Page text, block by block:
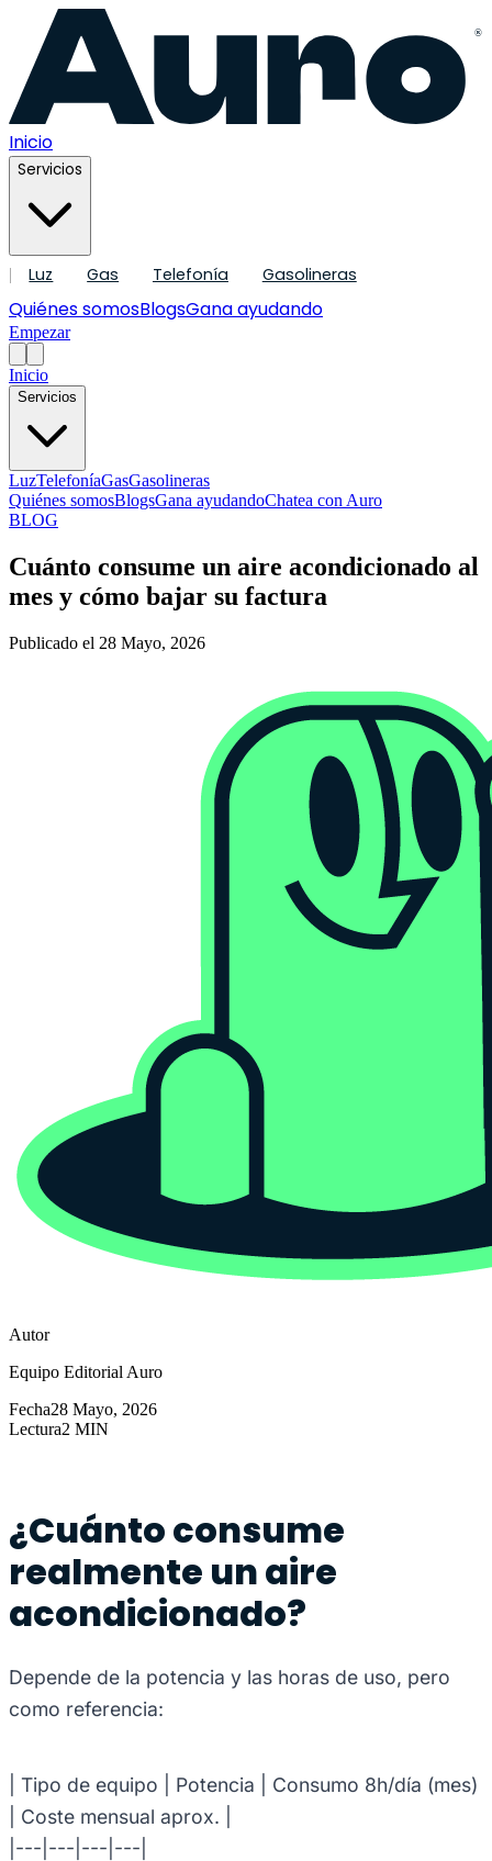
®
Inicio
Servicios
| Luz Gas Telefonía Gasolineras
Quiénes somosBlogsGana ayudando
Empezar
Inicio
Servicios
LuzTelefoníaGasGasolineras
Quiénes somosBlogsGana ayudandoChatea con Auro
BLOG
Cuánto consume un aire acondicionado al
mes y cómo bajar su factura
Publicado el 28 Mayo, 2026
Autor
Equipo Editorial Auro
Fecha28 Mayo, 2026
Lectura2 MIN
¿Cuánto consume
realmente un aire
acondicionado?
Depende de la potencia y las horas de uso, pero
como referencia:
| Tipo de equipo | Potencia | Consumo 8h/día (mes)
| Coste mensual aprox. |
|---|---|---|---|